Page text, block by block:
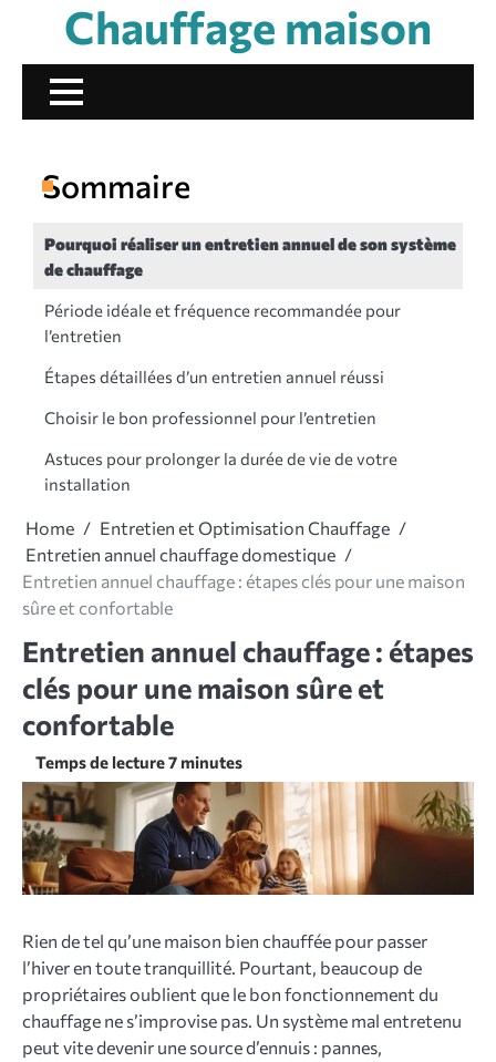
content
Chauffage maison
Home
Entretien et Optimisation Chauffage
Entretien annuel chauffage domestique
Entretien annuel chauffage : étapes clés pour une maison
sûre et confortable
Entretien annuel chauffage : étapes
clés pour une maison sûre et
confortable
Rien de tel qu’une maison bien chauffée pour passer
l’hiver en toute tranquillité. Pourtant, beaucoup de
propriétaires oublient que le bon fonctionnement du
chauffage ne s’improvise pas. Un système mal entretenu
peut vite devenir une source d’ennuis : pannes,
Sommaire
Pourquoi réaliser un entretien annuel de son système
de chauffage
Période idéale et fréquence recommandée pour
l’entretien
Étapes détaillées d’un entretien annuel réussi
Choisir le bon professionnel pour l’entretien
Astuces pour prolonger la durée de vie de votre
installation